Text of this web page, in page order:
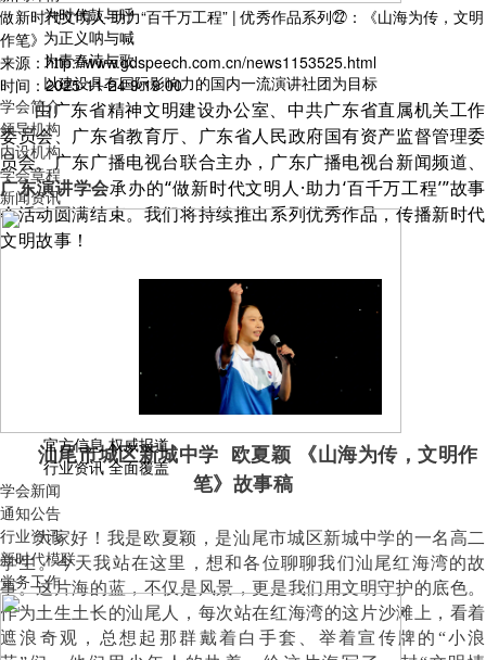
为时代鼓与呼
为正义呐与喊
为青春诗与歌
以建设具有国际影响力的国内一流演讲社团为目标
学会简介
领导机构
内设机构
学会章程
新闻资讯
官方信息 权威报道
行业资讯 全面覆盖
学会新闻
通知公告
行业资讯
新时代模联
党务工作
做新时代文明人·助力“百千万工程” | 优秀作品系列㉒：《山海为传，文明
作笔》
来源：http://www.gdspeech.com.cn/news1153525.html
时间：2025-11-24 9:19:00
由广东省精神文明建设办公室、中共广东省直属机关工作
委员会、广东省教育厅、广东省人民政府国有资产监督管理委
员会、广东广播电视台联合主办，广东广播电视台新闻频道、
广东演讲学会承办的“做新时代文明人·助力‘百千万工程’”故事
会活动圆满结束。我们将持续推出系列优秀作品，传播新时代
文明故事！
汕尾市城区新城中学 欧夏颖
《山海为传，文明作
笔》故事稿
大家好！我是欧夏颖， 是汕尾市城区新城中学的一名高二
学生。今天我站在这里， 想和各位聊聊我们汕尾红海湾的故
事。这片海的蓝，不仅是风景，更是我们用文明守护的底色。
作为土生土长的汕尾人，每次站在红海湾的这片沙滩上，看着
遮浪奇观，总想起那群戴着白手套、举着宣传牌的 “小浪